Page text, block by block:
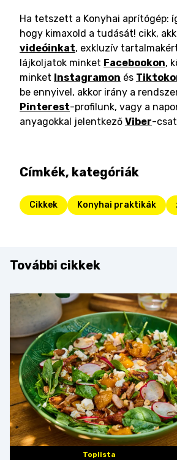
Ha tetszett a Konyhai aprítógép:
hogy kimaxold a tudását! cikk,
videóinkat, exkluzív
lájkoljatok minket Facebookon,
minket Instagramon és
be ennyivel, akkor irány a
Pinterest-profilunk, vagy a
anyagokkal jelentkező Viber-
Címkék, kategóriák
Cikkek Konyhai praktikák
További cikkek
Toplista